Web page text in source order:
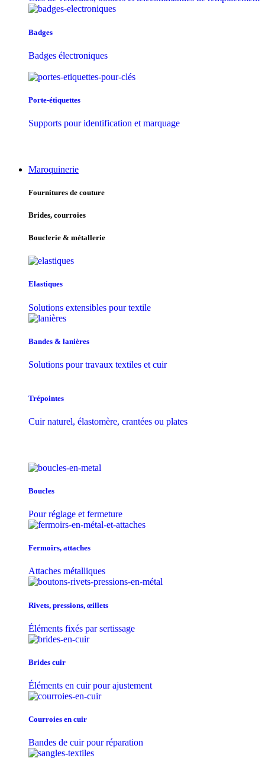
Badges
Badges électroniques
Porte-étiquettes
Supports pour identification et marquage
Maroquinerie
Fournitures de couture
Brides, courroies
Bouclerie & métallerie
Elastiques
Solutions extensibles pour textile
Bandes & lanières
Solutions pour travaux textiles et cuir
Trépointes
Cuir naturel, élastomère, crantées ou plates
Boucles
Pour réglage et fermeture
Fermoirs, attaches
Attaches métalliques
Rivets, pressions, œillets
Éléments fixés par sertissage
Brides cuir
Éléments en cuir pour ajustement
Courroies en cuir
Bandes de cuir pour réparation